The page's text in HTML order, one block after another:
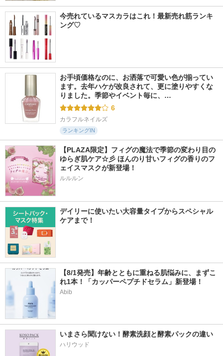
今売れているマスカラはこれ！最新売れ筋ランキ
ング♡
お手頃価格なのに、お洒落で可愛い色が揃ってい
ます。去年ハケが改良されて、更に塗りやすくな
りました。季節やイベント毎に、…
6
カラフルネイルズ
ランキングIN
【PLAZA限定】フィグの魔法で季節の変わり目の
ゆらぎ肌ケア☆彡 ほんのり甘いフィグの香りのフ
ェイスマスクが新登場！
ルルルン
デイリーに使いたい大容量タイプからスペシャル
ケアまで！
【8/1発売】年齢とともに重ねる肌悩みに、まずこ
れ1本！「カッパーペプチドセラム」新登場！
Abib
いまさら聞けない！酵素洗顔と酵素パックの違い
ハリウッド